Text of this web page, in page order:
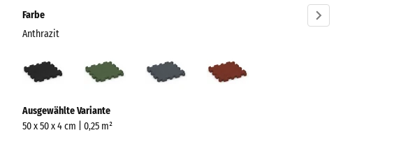
Farbe
Anthrazit
(active)
Schiefergrau
Informationen
zu
Ausgewählte Variante
50 x 50 x 4 cm | 0,25 m²